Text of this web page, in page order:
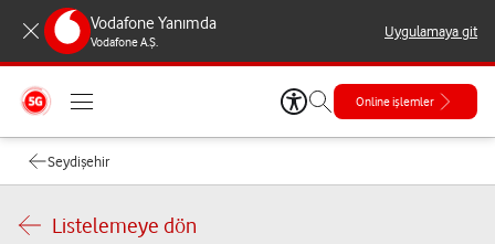
Vodafone Yanımda
Vodafone A.Ş.
Uygulamaya git
Online işlemler
Seydişehir
Listelemeye dön